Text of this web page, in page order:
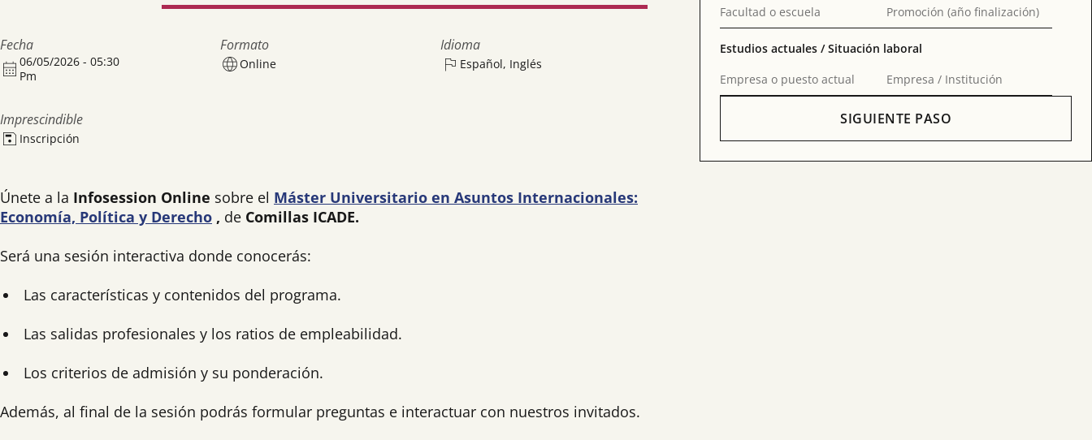
Fecha
06/05/2026 - 05:30
Pm
Formato
Online
Idioma
Español, Inglés
Imprescindible
Inscripción
Únete a la Infosession Online sobre el Máster Universitario en Asuntos Internacionales:
Economía, Política y Derecho , de Comillas ICADE.
Será una sesión interactiva donde conocerás:
Las características y contenidos del programa.
Las salidas profesionales y los ratios de empleabilidad.
Los criterios de admisión y su ponderación.
Además, al final de la sesión podrás formular preguntas e interactuar con nuestros invitados.
Facultad o escuela Promoción (año finalización)
Estudios actuales / Situación laboral
Empresa o puesto actual
Empresa / Institución
SIGUIENTE PASO